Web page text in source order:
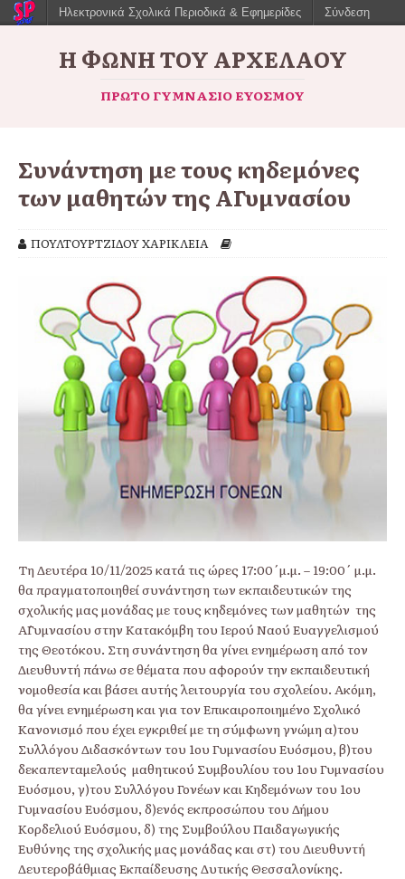
Η ΦΩΝΉ ΤΟΥ ΑΡΧΈΛΑΟΥ
ΠΡΏΤΟ ΓΥΜΝΆΣΙΟ ΕΥΌΣΜΟΥ
Συνάντηση με τους κηδεμόνες
των μαθητών της Α΄Γυμνασίου
ΠΟΥΛΤΟΥΡΤΖΙΔΟΥ ΧΑΡΙΚΛΕΙΑ
Τη Δευτέρα 10/11/2025 κατά τις ώρες 17:00΄μ.μ. – 19:00΄ μ.μ.
θα πραγματοποιηθεί συνάντηση των εκπαιδευτικών της
σχολικής μας μονάδας με τους κηδεμόνες των μαθητών της
Α΄Γυμνασίου στην Κατακόμβη του Ιερού Ναού Ευαγγελισμού
της Θεοτόκου. Στη συνάντηση θα γίνει ενημέρωση από τον
Διευθυντή πάνω σε θέματα που αφορούν την εκπαιδευτική
νομοθεσία και βάσει αυτής λειτουργία του σχολείου. Ακόμη,
θα γίνει ενημέρωση και για τον Επικαιροποιημένο Σχολικό
Κανονισμό που έχει εγκριθεί με τη σύμφωνη γνώμη α)του
Συλλόγου Διδασκόντων του 1ου Γυμνασίου Ευόσμου, β)του
δεκαπενταμελούς μαθητικού Συμβουλίου του 1ου Γυμνασίου
Ευόσμου, γ)του Συλλόγου Γονέων και Κηδεμόνων του 1ου
Γυμνασίου Ευόσμου, δ)ενός εκπροσώπου του Δήμου
Κορδελιού Ευόσμου, δ) της Συμβούλου Παιδαγωγικής
Ευθύνης της σχολικής μας μονάδας και στ) του Διευθυντή
Δευτεροβάθμιας Εκπαίδευσης Δυτικής Θεσσαλονίκης.
Ηλεκτρονικά Σχολικά Περιοδικά & Εφημερίδες Σύνδεση